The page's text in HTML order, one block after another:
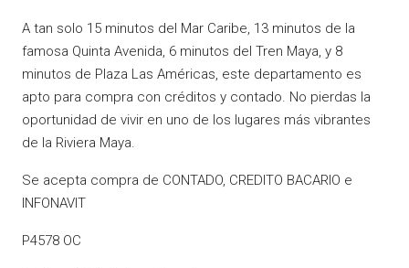
A tan solo 15 minutos del Mar Caribe, 13 minutos de la
famosa Quinta Avenida, 6 minutos del Tren Maya, y 8
minutos de Plaza Las Américas, este departamento es
apto para compra con créditos y contado. No pierdas la
oportunidad de vivir en uno de los lugares más vibrantes
de la Riviera Maya.
Se acepta compra de CONTADO, CREDITO BACARIO e
INFONAVIT
P4578 OC